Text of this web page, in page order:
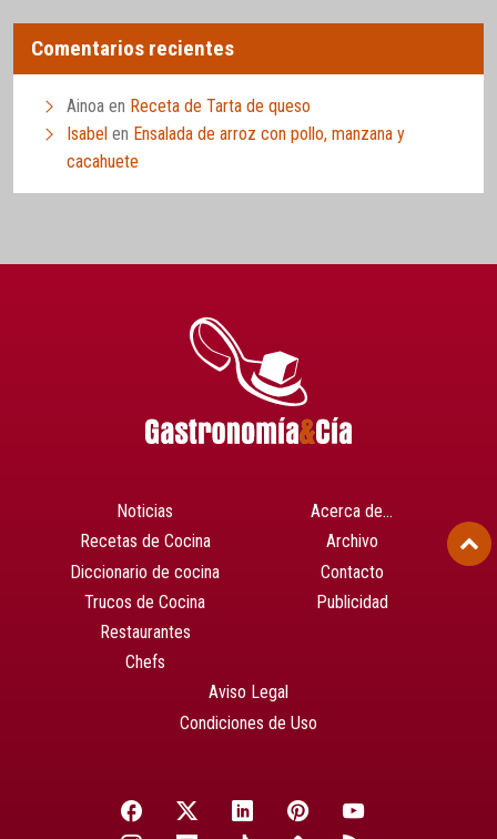
Comentarios recientes
Ainoa en Receta de Tarta de queso
Isabel en Ensalada de arroz con pollo, manzana y
cacahuete
Noticias
Recetas de Cocina
Diccionario de cocina
Trucos de Cocina
Restaurantes
Chefs
Acerca de…
Archivo
Contacto
Publicidad
Aviso Legal
Condiciones de Uso